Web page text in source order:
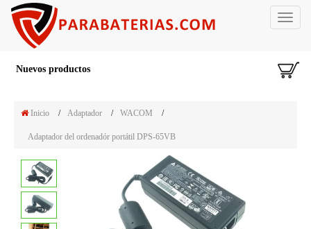
Toggle
Nuevos productos
Inicio / Adaptador / WACOM /
Adaptador del ordenadór portátil DPS-65VB